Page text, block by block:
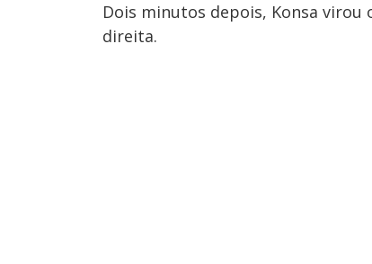
Dois minutos depois, Konsa
direita.